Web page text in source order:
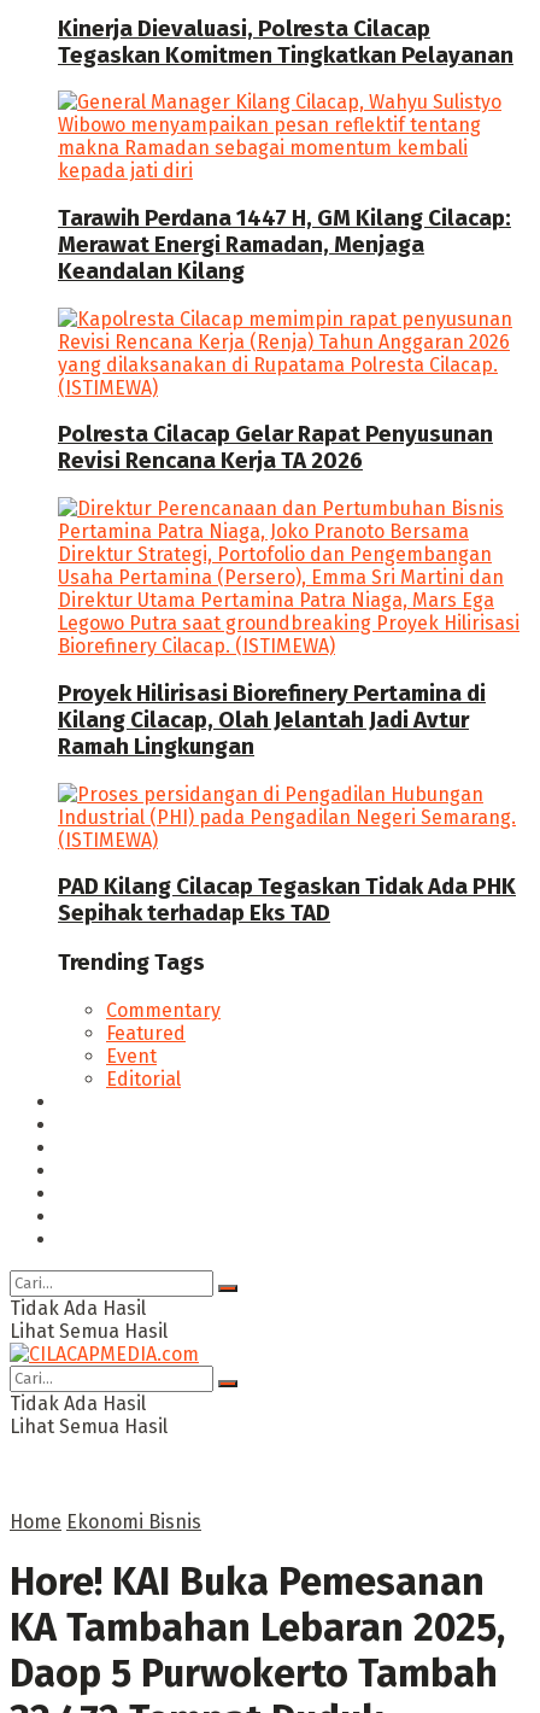
Kinerja Dievaluasi, Polresta Cilacap
Tegaskan Komitmen Tingkatkan Pelayanan
Tarawih Perdana 1447 H, GM Kilang Cilacap:
Merawat Energi Ramadan, Menjaga
Keandalan Kilang
Polresta Cilacap Gelar Rapat Penyusunan
Revisi Rencana Kerja TA 2026
Proyek Hilirisasi Biorefinery Pertamina di
Kilang Cilacap, Olah Jelantah Jadi Avtur
Ramah Lingkungan
PAD Kilang Cilacap Tegaskan Tidak Ada PHK
Sepihak terhadap Eks TAD
Trending Tags
Commentary
Featured
Event
Editorial
Tidak Ada Hasil
Lihat Semua Hasil
Tidak Ada Hasil
Lihat Semua Hasil
Home Ekonomi Bisnis
Hore! KAI Buka Pemesanan
KA Tambahan Lebaran 2025,
Daop 5 Purwokerto Tambah